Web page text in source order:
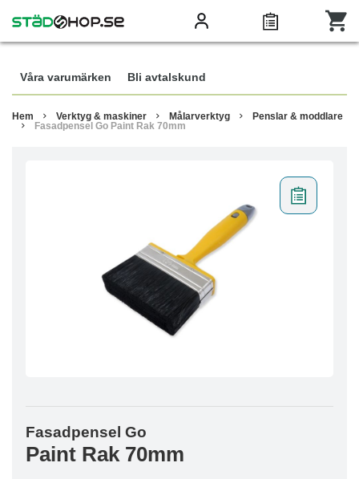
Våra varumärken Bli avtalskund
Hem Verktyg & maskiner Målarverktyg
Penslar & moddlare
Fasadpensel Go Paint Rak 70mm
Fasadpensel Go
Paint Rak 70mm